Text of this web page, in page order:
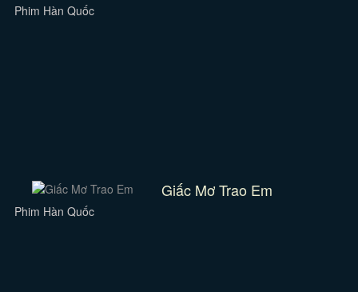
Phim Hàn Quốc
Giấc Mơ Trao Em
Phim Hàn Quốc